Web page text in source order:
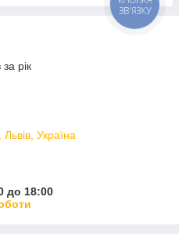
рік
Україна
до 18:00
КНОПКА
ЗВ'ЯЗКУ